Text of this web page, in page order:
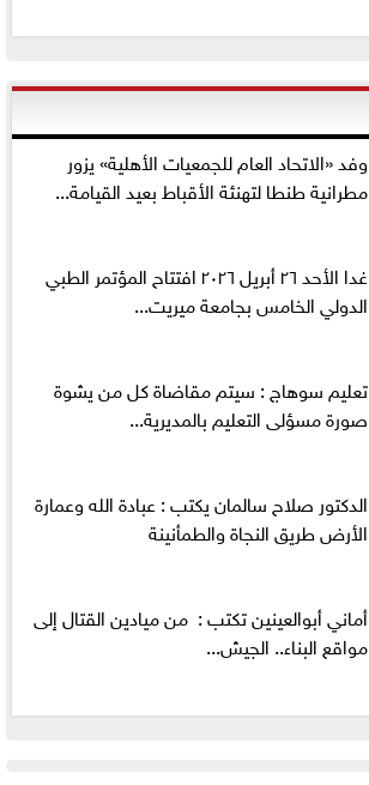
وفد «الاتحاد العام للجمعيات الأهلية» يزور
مطرانية طنطا لتهنئة الأقباط بعيد القيامة...
غدا الأحد ٢٦ أبريل ٢٠٢٦ افتتاح المؤتمر الطبي
الدولي الخامس بجامعة ميريت...
تعليم سوهاج : سيتم مقاضاة كل من يشوة
صورة مسؤلى التعليم بالمديرية...
الدكتور صلاح سالمان يكتب : عبادة الله وعمارة
الأرض طريق النجاة والطمأنينة
أماني‭ ‬أبوالعينين‭ ‬تكتب‭ : ‬ من ميادين القتال إلى
مواقع البناء.. الجيش...